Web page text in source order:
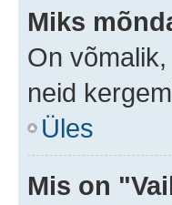
Miks
On
neid
Üles
Mis on